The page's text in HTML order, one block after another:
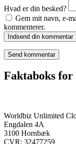
Hvad er din besked?
Gem mit navn, e-
kommenterer.
Indsend din kommentar
Faktaboks
Worldbiz Unlimited
Engdalen 4A
3100 Hornbæk
CVR: 32477259